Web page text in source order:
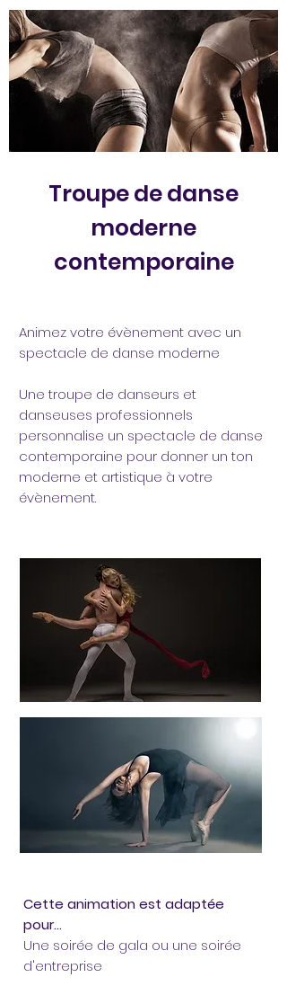
Troupe de danse
moderne
contemporaine
Animez votre évènement avec un
spectacle de danse moderne
Une troupe de danseurs et
danseuses professionnels
personnalise un spectacle de danse
contemporaine pour donner un ton
moderne et artistique à votre
évènement.
Cette animation est adaptée
pour...
Une soirée de gala ou une soirée
d'entreprise